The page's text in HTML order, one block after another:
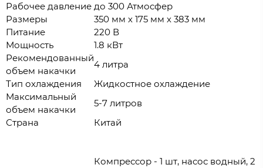
Рабочее давление до 300 Атмосфер
Размеры
350 мм х 175 мм х 383 мм
Питание
220 В
Мощность
1.8 кВт
Рекомендованный
объем накачки
4 литра
Тип охлаждения
Жидкостное охлаждение
Максимальный
объем накачки
5-7 литров
Страна
Китай
Компрессор - 1 шт, насос водный, 2